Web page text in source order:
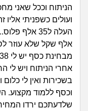
הניתוח וככל שאני
העלה ל35
אלף שקל שלא עוזר
אחרי הניתוח ויש לי
בשכירות ואין לי כלום
וכסף ללמוד מקצוע.
שלדעתכם ירדו